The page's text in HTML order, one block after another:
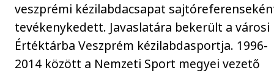
veszprémi kézilabdacsapat
tevékenykedett. Javaslatára bekerült a városi
Értéktárba Veszprém kézilabdasportja. 1996-
2014 között a Nemzeti Sport megyei vezető